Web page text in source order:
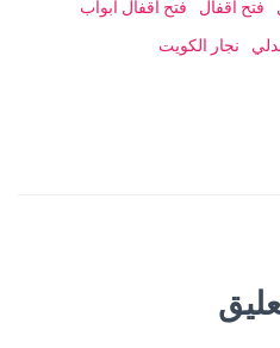
فتح اقفال
فتح اقفال ابواب
نجار الكويت